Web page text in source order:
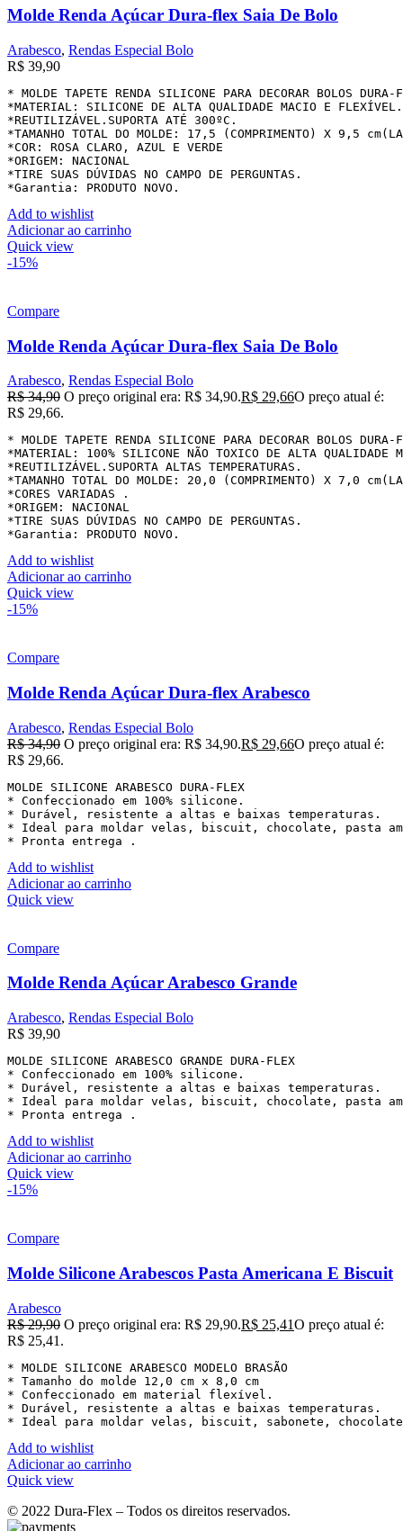
Molde Renda Açúcar Dura-flex Saia De Bolo
Arabesco, Rendas Especial Bolo
R$ 39,90
* MOLDE TAPETE RENDA SILICONE PARA DECORAR BOLOS DURA-
*MATERIAL: SILICONE DE ALTA QUALIDADE MACIO E FLEXÍVEL.
*REUTILIZÁVEL.SUPORTA ATÉ 300ºC.
*TAMANHO TOTAL DO MOLDE: 17,5 (COMPRIMENTO) X 9,5
*COR: ROSA CLARO, AZUL E VERDE
*ORIGEM: NACIONAL
*TIRE SUAS DÚVIDAS NO CAMPO DE PERGUNTAS.
*Garantia: PRODUTO NOVO.
Add to wishlist
Adicionar ao carrinho
Quick view
-15%
Compare
Molde Renda Açúcar Dura-flex Saia De Bolo
Arabesco, Rendas Especial Bolo
R$34,90 O preço original era: R$ 34,90.R$ 29,66O preço atual é:
R$ 29,66.
* MOLDE TAPETE RENDA SILICONE PARA DECORAR BOLOS DURA-
*MATERIAL: 100% SILICONE NÃO TOXICO DE ALTA QUALIDADE
*REUTILIZÁVEL.SUPORTA ALTAS TEMPERATURAS.
*TAMANHO TOTAL DO MOLDE: 20,0 (COMPRIMENTO) X 7,0
*CORES VARIADAS .
*ORIGEM: NACIONAL
*TIRE SUAS DÚVIDAS NO CAMPO DE PERGUNTAS.
*Garantia: PRODUTO NOVO.
Add to wishlist
Adicionar ao carrinho
Quick view
-15%
Compare
Molde Renda Açúcar Dura-flex Arabesco
Arabesco, Rendas Especial Bolo
R$34,90 O preço original era: R$ 34,90.R$ 29,66O preço atual é:
R$ 29,66.
MOLDE SILICONE ARABESCO DURA-FLEX
* Confeccionado em 100% silicone.
* Durável, resistente a altas e baixas temperaturas.
* Ideal para moldar velas, biscuit, chocolate, pasta
* Pronta entrega .
Add to wishlist
Adicionar ao carrinho
Quick view
Compare
Molde Renda Açúcar Arabesco Grande
Arabesco, Rendas Especial Bolo
R$ 39,90
MOLDE SILICONE ARABESCO GRANDE DURA-FLEX
* Confeccionado em 100% silicone.
* Durável, resistente a altas e baixas temperaturas.
* Ideal para moldar velas, biscuit, chocolate, pasta
* Pronta entrega .
Add to wishlist
Adicionar ao carrinho
Quick view
-15%
Compare
Molde Silicone Arabescos Pasta Americana E Biscuit
Arabesco
R$29,90 O preço original era: R$ 29,90.R$ 25,41O preço atual é:
R$ 25,41.
* MOLDE SILICONE ARABESCO MODELO BRASÃO
* Tamanho do molde 12,0 cm x 8,0 cm
* Confeccionado em material flexível.
* Durável, resistente a altas e baixas temperaturas.
* Ideal para moldar velas, biscuit, sabonete,
Add to wishlist
Adicionar ao carrinho
Quick view
© 2022 Dura-Flex – Todos os direitos reservados.